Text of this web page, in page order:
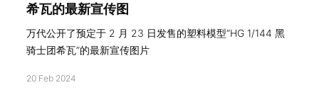
希瓦的最新宣传图
万代公开了预定于 2 月 23 日发售的塑料模型“HG 1/144 黑
骑士团希瓦”的最新宣传图片
20 Feb 2024